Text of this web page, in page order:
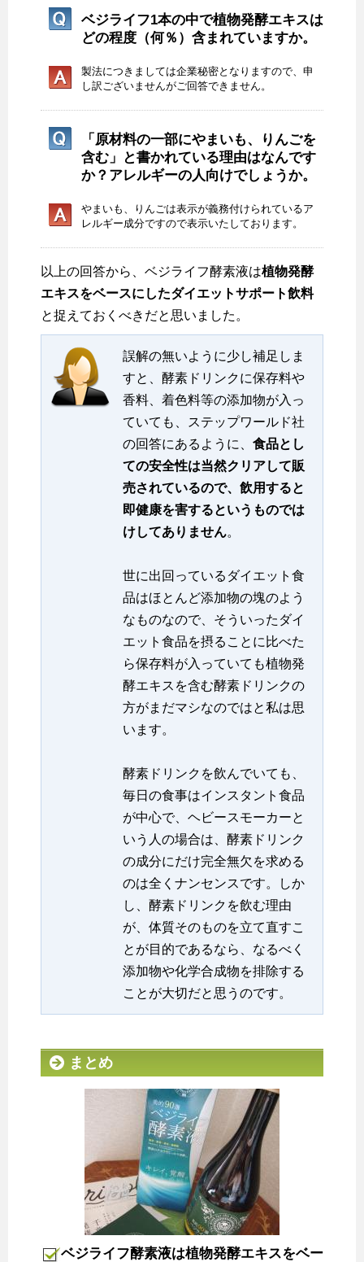
ベジライフ1本の中で植物発酵エキスは
どの程度（何％）含まれていますか。
製法につきましては企業秘密となりますので、申
し訳ございませんがご回答できません。
「原材料の一部にやまいも、りんごを
含む」と書かれている理由はなんです
か？アレルギーの人向けでしょうか。
やまいも、りんごは表示が義務付けられているア
レルギー成分ですので表示いたしております。
以上の回答から、ベジライフ酵素液は植物発酵
エキスをベースにしたダイエットサポート飲料
と捉えておくべきだと思いました。
誤解の無いように少し補足しま
すと、酵素ドリンクに保存料や
香料、着色料等の添加物が入っ
ていても、ステップワールド社
の回答にあるように、 食品とし
ての安全性は当然クリアして販
売されているので、飲用すると
即健康を害するというものでは
けしてありません。
世に出回っているダイエット食
品はほとんど添加物の塊のよう
なものなので、そういったダイ
エット食品を摂ることに比べた
ら保存料が入っていても植物発
酵エキスを含む酵素ドリンクの
方がまだマシなのではと私は思
います。
酵素ドリンクを飲んでいても、
毎日の食事はインスタント食品
が中心で、ヘビースモーカーと
いう人の場合は、酵素ドリンク
の成分にだけ完全無欠を求める
のは全くナンセンスです。しか
し、酵素ドリンクを飲む理由
が、体質そのものを立て直すこ
とが目的であるなら、なるべく
添加物や化学合成物を排除する
ことが大切だと思うのです。
まとめ
ベジライフ酵素液は植物発酵エキスをベー